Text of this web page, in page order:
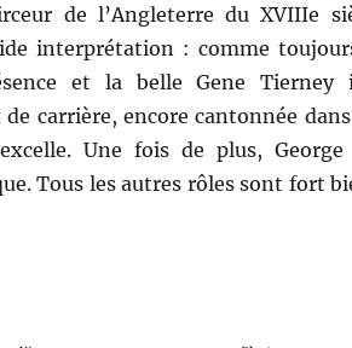
de l’Angleterre du XVIIIe
interprétation : comme
et la belle Gene Tierney
carrière, encore cantonnée
Une fois de plus,
Tous les autres rôles sont fort